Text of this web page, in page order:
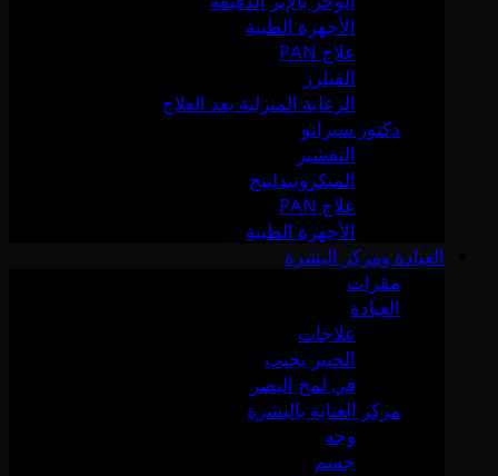
الأجهزة الطبية
علاج PAN
الفيلرز
الرعاية المنزلية بعد العلاج
دكتور سيرانو
التقشير
الميكرونيدلينج
علاج PAN
الأجهزة الطبية
العيادة ومركز البشرة
مقرات
العيادة
علاجات
الخبير يجيب
في لمح البصر
مركز العناية بالبشرة
وجه
جسم